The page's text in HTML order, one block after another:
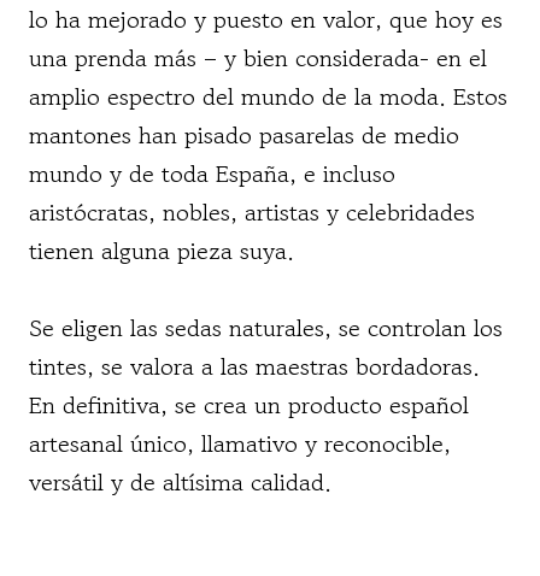
lo ha mejorado y puesto en valor, que hoy es
una prenda más – y bien considerada- en el
amplio espectro del mundo de la moda. Estos
mantones han pisado pasarelas de medio
mundo y de toda España, e incluso
aristócratas, nobles, artistas y celebridades
tienen alguna pieza suya.
Se eligen las sedas naturales, se controlan los
tintes, se valora a las maestras bordadoras.
En definitiva, se crea un producto español
artesanal único, llamativo y reconocible,
versátil y de altísima calidad.